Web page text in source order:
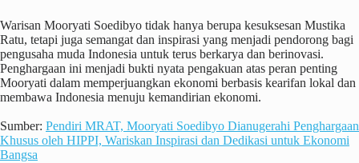
Warisan Mooryati Soedibyo tidak hanya berupa kesuksesan Mustika
Ratu, tetapi juga semangat dan inspirasi yang menjadi pendorong bagi
pengusaha muda Indonesia untuk terus berkarya dan berinovasi.
Penghargaan ini menjadi bukti nyata pengakuan atas peran penting
Mooryati dalam memperjuangkan ekonomi berbasis kearifan lokal dan
membawa Indonesia menuju kemandirian ekonomi.
Sumber: Pendiri MRAT, Mooryati Soedibyo Dianugerahi Penghargaan
Khusus oleh HIPPI, Wariskan Inspirasi dan Dedikasi untuk Ekonomi
Bangsa